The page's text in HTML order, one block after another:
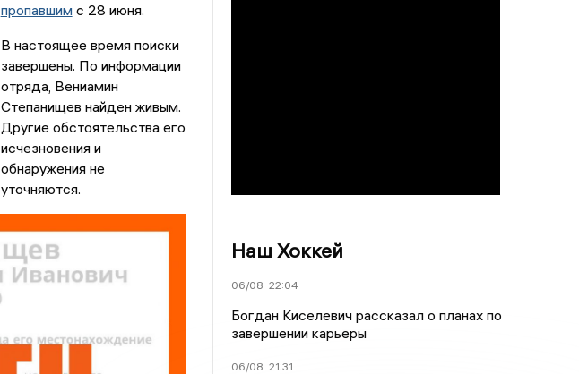
пропавшимс 28 июня.
В настоящее время поиски
завершены. По информации
отряда, Вениамин
Степанищев найден живым.
Другие обстоятельства его
исчезновения и
обнаружения не
уточняются.
Наш Хоккей
06/08 22:04
Богдан Киселевич рассказал о планах по
завершении карьеры
06/08 21:31